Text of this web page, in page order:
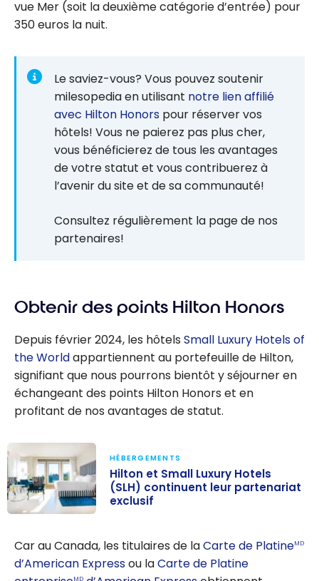
vue Mer (soit la deuxième catégorie d’entrée) pour
350 euros la nuit.
Le saviez-vous? Vous pouvez soutenir
milesopedia en utilisant notre lien affilié
avec Hilton Honors pour réserver vos
hôtels! Vous ne paierez pas plus cher,
vous bénéficierez de tous les avantages
de votre statut et vous contribuerez à
l’avenir du site et de sa communauté!
Consultez régulièrement la page de nos
partenaires!
Obtenir des points Hilton Honors
Depuis février 2024, les hôtels Small Luxury Hotels of
the Worldappartiennent au portefeuille de Hilton,
signifiant que nous pourrons bientôt y séjourner en
échangeant des points Hilton Honors et en
profitant de nos avantages de statut.
Luxury Hotels
(SLH)
continuent leur
HÉBERGEMENTS
Hilton et Small Luxury Hotels
(SLH) continuent leur partenariat
exclusif
Car au Canada, les titulaires de laCarte de PlatineMD
d’American Expressou laCarte de Platine
MD